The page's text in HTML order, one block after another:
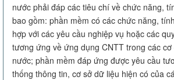
nước phải đáp các tiêu chí về chức năng,
bao gồm: phần mềm có các chức năng,
hợp với các yêu cầu nghiệp vụ hoặc các
tương ứng về ứng dụng CNTT trong các
nước; phần mềm đáp ứng được yêu cầu
thống thông tin, cơ sở dữ liệu hiện có của